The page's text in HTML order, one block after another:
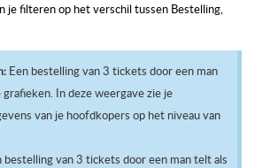
je filteren op het verschil tussen Bestelling,
Een bestelling van 3 tickets door een man
In deze weergave zie je
van je hoofdkopers op het niveau van
bestelling van 3 tickets door een man telt als